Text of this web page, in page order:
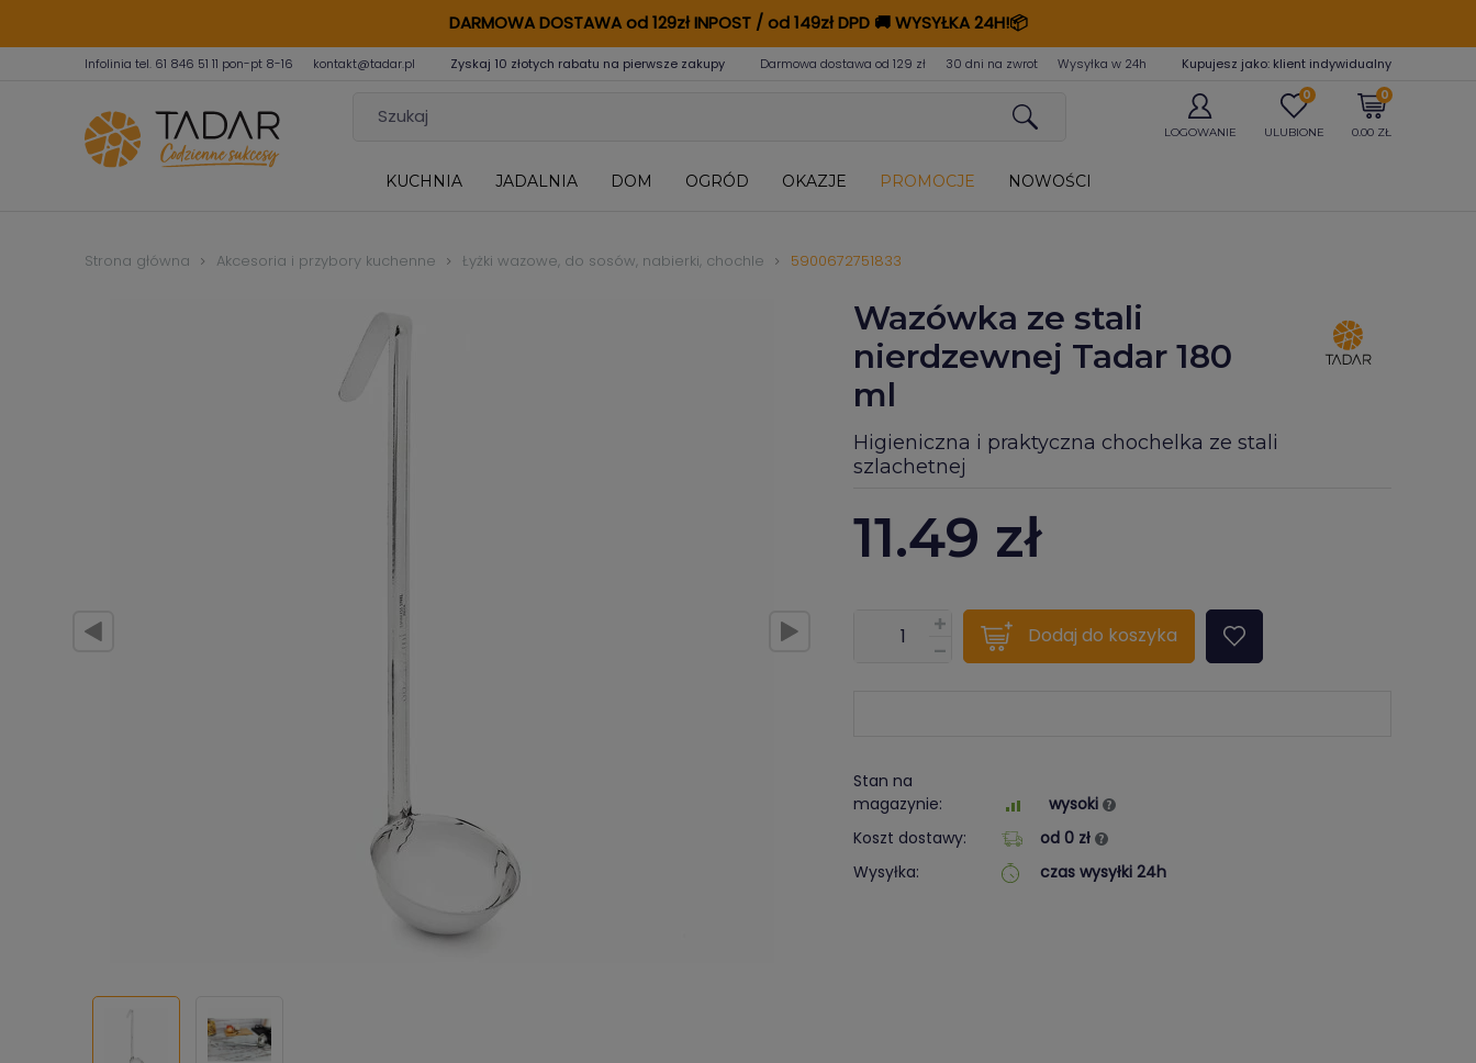
DARMOWA DOSTAWA od 129zł INPOST / od 149zł DPD🚚WYSYŁKA 24H!📦
Infolinia tel. 61 846 51 11 pon-pt 8-16 kontakt@tadar.pl Zyskaj 10 złotych rabatu na pierwsze zakupy Darmowa dostawa od 129 zł 30 dni na zwrot Wysyłka w 24h Kupujesz jako: klient indywidualny
LOGOWANIE
0
ULUBIONE
0
0.00 ZŁ
KUCHNIA JADALNIA DOM OGRÓD OKAZJE PROMOCJE NOWOŚCI
Strona główna Akcesoria i przybory kuchenne Łyżki wazowe, do sosów, nabierki, chochle 5900672751833
Wazówka ze stali
nierdzewnej Tadar 180
ml
Higieniczna i praktyczna chochelka ze stali
szlachetnej
11.49 zł
???pl.msg.item.quantity???
Dodaj do koszyka
Stan na
magazynie:
wysoki
Koszt dostawy:
od 0 zł
Wysyłka:
czas wysyłki 24h